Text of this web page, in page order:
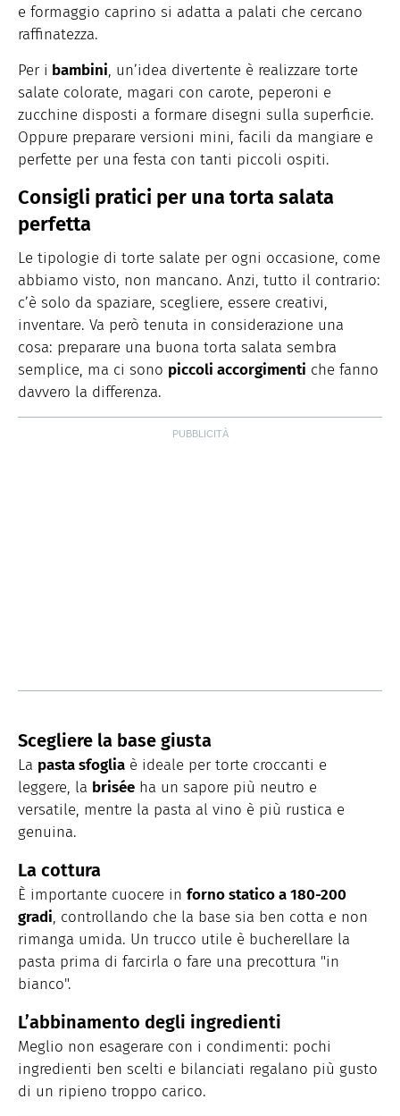
e formaggio caprino si adatta a palati che cercano
raffinatezza.
Per i bambini, un’idea divertente è realizzare torte
salate colorate, magari con carote, peperoni e
zucchine disposti a formare disegni sulla superficie.
Oppure preparare versioni mini, facili da mangiare e
perfette per una festa con tanti piccoli ospiti.
Consigli pratici per una torta salata
perfetta
Le tipologie di torte salate per ogni occasione, come
abbiamo visto, non mancano. Anzi, tutto il contrario:
c’è solo da spaziare, scegliere, essere creativi,
inventare. Va però tenuta in considerazione una
cosa: preparare una buona torta salata sembra
semplice, ma ci sono piccoli accorgimenti che fanno
davvero la differenza.
Scegliere la base giusta
La pasta sfoglia è ideale per torte croccanti e
leggere, la brisée ha un sapore più neutro e
versatile, mentre la pasta al vino è più rustica e
genuina.
La cottura
È importante cuocere in forno statico a 180-200
gradi, controllando che la base sia ben cotta e non
rimanga umida. Un trucco utile è bucherellare la
pasta prima di farcirla o fare una precottura "in
bianco".
L’abbinamento degli ingredienti
Meglio non esagerare con i condimenti: pochi
ingredienti ben scelti e bilanciati regalano più gusto
di un ripieno troppo carico.